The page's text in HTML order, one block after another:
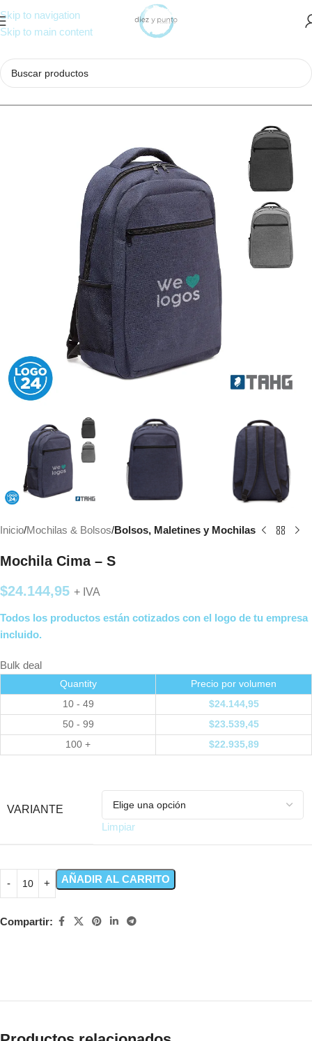
Skip to navigation
Skip to main content
Inicio Mochilas & Bolsos Bolsos, Maletines y Mochilas
Mochila Cima – S
$24.144,95 + IVA
Todos los productos están cotizados con el logo de tu empresa
incluido.
Bulk deal
Quantity
Precio por volumen
10 - 49
$24.144,95
50 - 99
$23.539,45
100 +
$22.935,89
VARIANTE
Limpiar
AÑADIR AL CARRITO
Compartir: